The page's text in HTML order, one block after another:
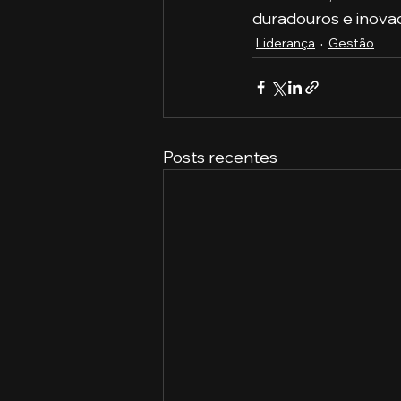
duradouros e
Liderança Gestão
Posts recentes